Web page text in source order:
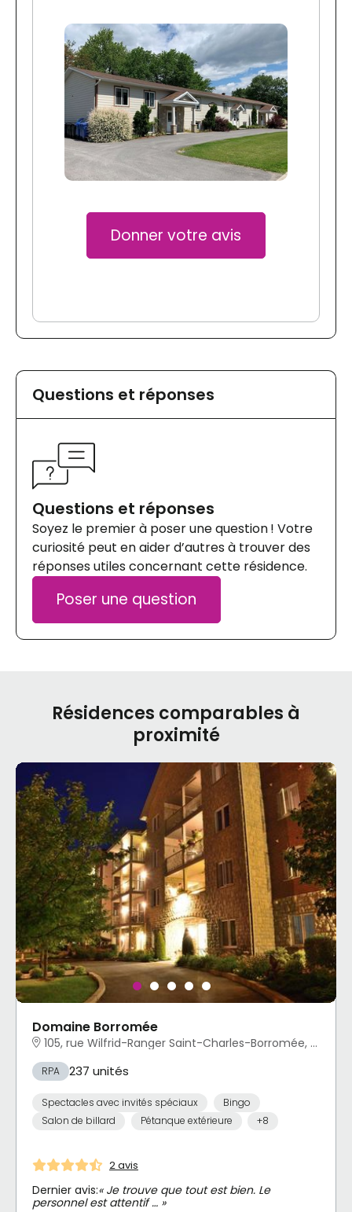
Donner votre avis
Questions et réponses
Questions et réponses
Soyez le premier à poser une question ! Votre
curiosité peut en aider d’autres à trouver des
réponses utiles concernant cette résidence.
Poser une question
Résidences comparables à
proximité
Domaine Borromée
105, rue Wilfrid-Ranger Saint-Charles-Borromée, QC
RPA 237 unités
Spectacles avec invités spéciaux
Bingo
Salon de billard
Pétanque extérieure +8
2 avis
Dernier avis:« Je trouve que tout est bien. Le
personnel est attentif … »